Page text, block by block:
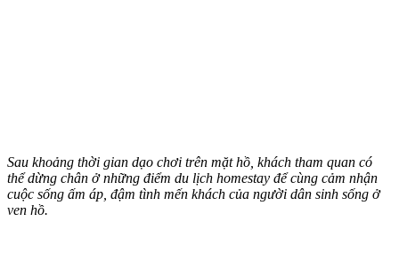
Sau khoảng thời gian dạo chơi trên mặt hồ, khách tham quan có
thể dừng chân ở những điểm du lịch homestay để cùng cảm nhận
cuộc sống ấm áp, đậm tình mến khách của người dân sinh sống ở
ven hồ.